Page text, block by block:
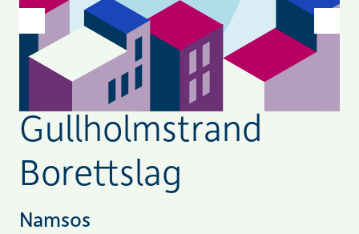
Gullholmstrand
Borettslag
Namsos